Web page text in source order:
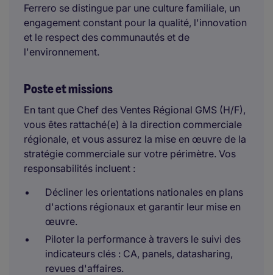
Ferrero se distingue par une culture familiale, un
engagement constant pour la qualité, l'innovation
et le respect des communautés et de
l'environnement.
Poste et missions
En tant que Chef des Ventes Régional GMS (H/F),
vous êtes rattaché(e) à la direction commerciale
régionale, et vous assurez la mise en œuvre de la
stratégie commerciale sur votre périmètre. Vos
responsabilités incluent :
Décliner les orientations nationales en plans
d'actions régionaux et garantir leur mise en
œuvre.
Piloter la performance à travers le suivi des
indicateurs clés : CA, panels, datasharing,
revues d'affaires.